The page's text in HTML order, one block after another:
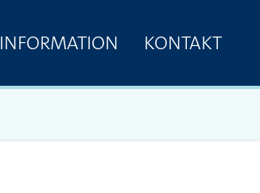
INFORMATION KONTAKT